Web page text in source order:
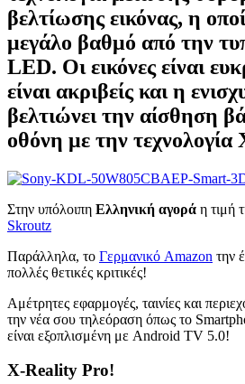
βελτίωσης εικόνας, η
μεγάλο βαθμό από την
LED. Οι εικόνες είναι
είναι ακριβείς και η
βελτιώνει την αίσθηση
οθόνη με την
Στην υπόλοιπη Ελληνική αγορά η τιμή
Skroutz
Παράλληλα, το Γερμανικό Amazon την
πολλές θετικές κριτικές!
Αμέτρητες εφαρμογές, ταινίες και
την νέα σου τηλεόραση όπως το
είναι εξοπλισμένη με Android TV 5.0!
X-Reality Pro!